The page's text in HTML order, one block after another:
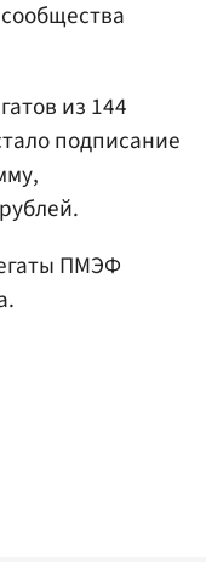
из 144
подписание
ПМЭФ